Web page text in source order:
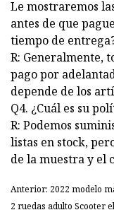
Le mostraremos
antes de que
tiempo de
R: Generalmente,
pago por
depende de los
Q4. ¿Cuál es su
R: Podemos
listas en stock,
de la muestra y el
Anterior: 2022 modelo
2 ruedas adulto Scooter